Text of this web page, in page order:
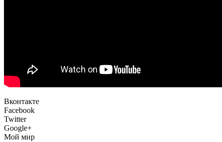
Вконтакте
Facebook
Twitter
Google+
Мой мир